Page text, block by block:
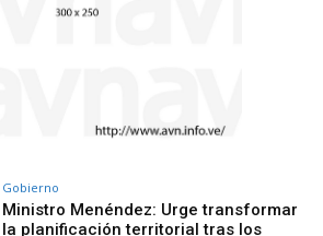
Gobierno
Ministro Menéndez: Urge transformar
la planificación territorial tras los